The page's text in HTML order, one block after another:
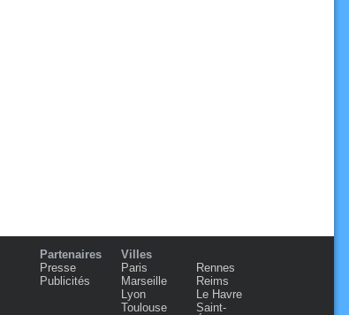
Partenaires
Presse
Publicités
Villes
Paris
Marseille
Lyon
Toulouse
Rennes
Reims
Le Havre
Saint-